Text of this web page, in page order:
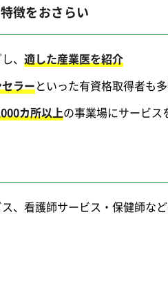
徴をおさらい
、 適した産業医を紹介
ラーといった有資格取得者も
カ所以上の事業場にサービス
、看護師サービス・保健師な